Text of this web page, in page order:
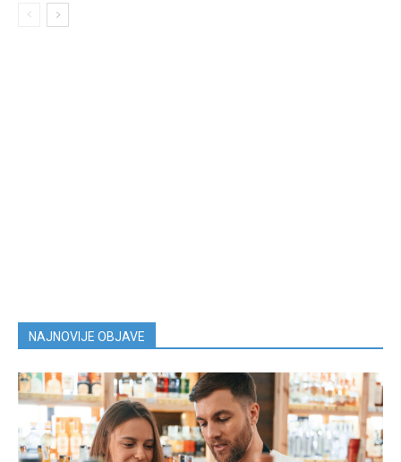
NAJNOVIJE OBJAVE